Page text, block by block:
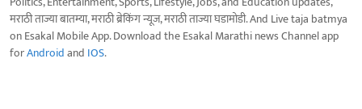
मराठी ताज्या बातम्या, मराठी ब्रेकिंग न्यूज, मराठी ताज्या घडामोडी. And Live taja batmya
on Esakal Mobile App. Download the Esakal Marathi news Channel app
forAndroidand IOS.